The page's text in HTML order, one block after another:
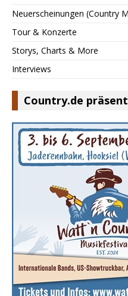
Neuerscheinungen (Country
Tour & Konzerte
Storys, Charts & More
Interviews
Country.de